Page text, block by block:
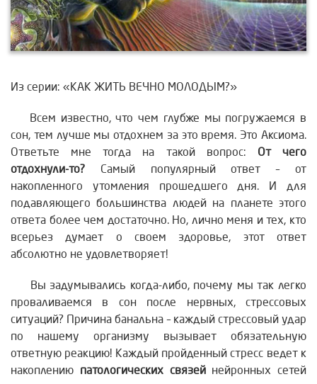
Из серии: «КАК ЖИТЬ ВЕЧНО МОЛОДЫМ?»
Всем известно, что чем глубже мы погружаемся в
сон, тем лучше мы отдохнем за это время. Это Аксиома.
Ответьте мне тогда на такой вопрос: От чего
отдохнули-то? Самый популярный ответ – от
накопленного утомления прошедшего дня. И для
подавляющего большинства людей на планете этого
ответа более чем достаточно. Но, лично меня и тех, кто
всерьез думает о своем здоровье, этот ответ
абсолютно не удовлетворяет!
Вы задумывались когда-либо, почему мы так легко
проваливаемся в сон после нервных, стрессовых
ситуаций? Причина банальна – каждый стрессовый удар
по нашему организму вызывает обязательную
ответную реакцию! Каждый пройденный стресс ведет к
накоплению патологических связейнейронных сетей